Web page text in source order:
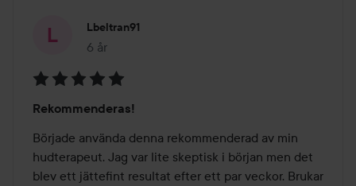
Lbeltran91
6 år
Inlägget skapades 6 år
5
av
5
Rekommenderas!
Började använda denna rekommenderad av min
hudterapeut. Jag var lite skeptisk i början men det
blev ett jättefint resultat efter ett par veckor. Brukar